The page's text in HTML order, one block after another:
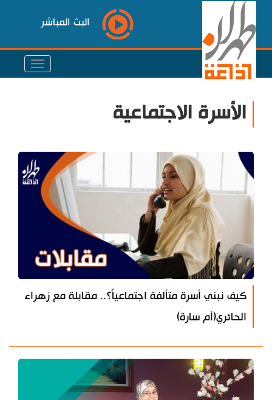
البث المباشر
الأسرة الاجتماعية
كيف نبني أسرة متألفة اجتماعياً؟.. مقابلة مع زهراء
الحائري(أم سارة)